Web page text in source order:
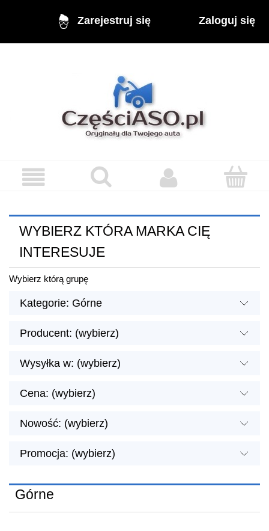
Zarejestruj się Zaloguj się
WYBIERZ KTÓRA MARKA CIĘ
INTERESUJE
Wybierz którą grupę
Kategorie: Górne
Producent: (wybierz)
Wysyłka w: (wybierz)
Cena: (wybierz)
Nowość: (wybierz)
Promocja: (wybierz)
Górne